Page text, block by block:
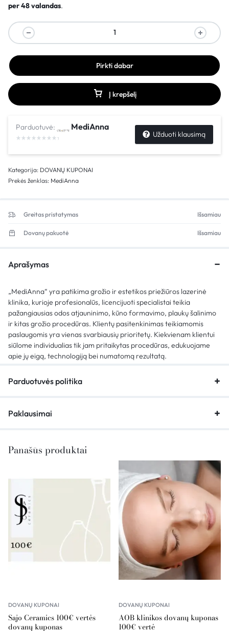
per 48 valandas.
Į krepšelį
Pirkti dabar
Parduotuvė: MediAnna
Užduoti klausimą
Kategorija: DOVANŲ KUPONAI
Prekės ženklas: MediAnna
Greitas pristatymas Išsamiau
Dovanų pakuotė Išsamiau
Aprašymas
„MediAnna“ yra patikima grožio ir estetikos priežiūros lazerinė
klinika, kurioje profesionalūs, licencijuoti specialistai teikia
pažangiausias odos atjauninimo, kūno formavimo, plaukų šalinimo
ir kitas grožio procedūras. Klientų pasitenkinimas teikiamomis
paslaugomis yra vienas svarbiausių prioritetų. Kiekvienam klientui
siūlome individualias tik jam pritaikytas procedūras, edukuojame
apie jų eigą, technologiją bei numatomą rezultatą.
Parduotuvės politika
Paklausimai
Panašūs produktai
DOVANŲ KUPONAI
Sajo Ceramics 100€ vertės
dovanų kuponas
DOVANŲ KUPONAI
AOB klinikos dovanų kuponas
100€ vertė